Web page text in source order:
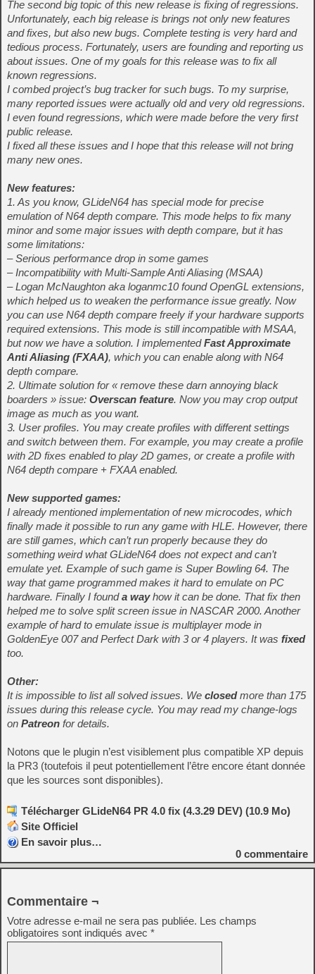
The second big topic of this new release is fixing of regressions.
Unfortunately, each big release is brings not only new features
and fixes, but also new bugs. Complete testing is very hard and
tedious process. Fortunately, users are founding and reporting us
about issues. One of my goals for this release was to fix all
known regressions.
I combed project’s bug tracker for such bugs. To my surprise,
many reported issues were actually old and very old regressions.
I even found regressions, which were made before the very first
public release.
I fixed all these issues and I hope that this release will not bring
many new ones.
New features:
1. As you know, GLideN64 has special mode for precise
emulation of N64 depth compare. This mode helps to fix many
minor and some major issues with depth compare, but it has
some limitations:
– Serious performance drop in some games
– Incompatibility with Multi-Sample Anti Aliasing (MSAA)
– Logan McNaughton aka loganmc10 found OpenGL extensions,
which helped us to weaken the performance issue greatly. Now
you can use N64 depth compare freely if your hardware supports
required extensions. This mode is still incompatible with MSAA,
but now we have a solution. I implementedFast Approximate
Anti Aliasing (FXAA), which you can enable along with N64
depth compare.
2. Ultimate solution for « remove these darn annoying black
boarders » issue: Overscan feature. Now you may crop output
image as much as you want.
3. User profiles. You may create profiles with different settings
and switch between them. For example, you may create a profile
with 2D fixes enabled to play 2D games, or create a profile with
N64 depth compare + FXAA enabled.
New supported games:
I already mentioned implementation of new microcodes, which
finally made it possible to run any game with HLE. However, there
are still games, which can’t run properly because they do
something weird what GLideN64 does not expect and can’t
emulate yet. Example of such game is Super Bowling 64. The
way that game programmed makes it hard to emulate on PC
hardware. Finally I founda wayhow it can be done. That fix then
helped me to solve split screen issue in NASCAR 2000. Another
example of hard to emulate issue is multiplayer mode in
GoldenEye 007 and Perfect Dark with 3 or 4 players. It was fixed
too.
Other:
It is impossible to list all solved issues. We closedmore than 175
issues during this release cycle. You may read my change-logs
on Patreon for details.
Notons que le plugin n’est visiblement plus compatible XP depuis
la PR3 (toutefois il peut potentiellement l’être encore étant donnée
que les sources sont disponibles).
Télécharger GLideN64 PR 4.0 fix (4.3.29 DEV) (10.9 Mo)
Site Officiel
En savoir plus…
0 commentaire
Commentaire ¬
Votre adresse e-mail ne sera pas publiée. Les champs
obligatoires sont indiqués avec *